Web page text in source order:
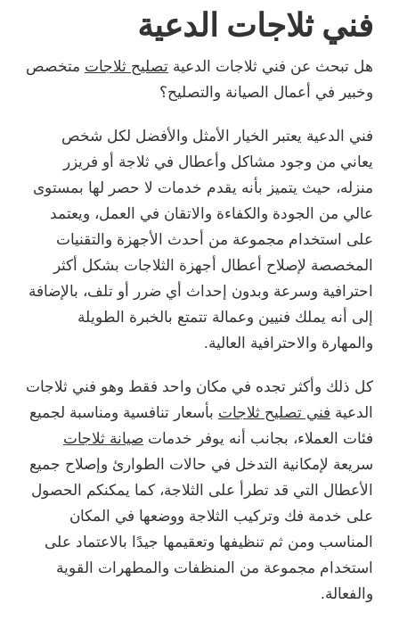
فني ثلاجات الدعية
هل تبحث عن فني ثلاجات الدعية تصليح ثلاجات متخصص
وخبير في أعمال الصيانة والتصليح؟
فني الدعية يعتبر الخيار الأمثل والأفضل لكل شخص
يعاني من وجود مشاكل وأعطال في ثلاجة أو فريزر
منزله، حيث يتميز بأنه يقدم خدمات لا حصر لها بمستوى
عالي من الجودة والكفاءة والاتقان في العمل، ويعتمد
على استخدام مجموعة من أحدث الأجهزة والتقنيات
المخصصة لإصلاح أعطال أجهزة الثلاجات بشكل أكثر
احترافية وسرعة وبدون إحداث أي ضرر أو تلف، بالإضافة
إلى أنه يملك فنيين وعمالة تتمتع بالخبرة الطويلة
والمهارة والاحترافية العالية.
كل ذلك وأكثر تجده في مكان واحد فقط وهو فني ثلاجات
الدعية فني تصليح ثلاجات بأسعار تنافسية ومناسبة لجميع
فئات العملاء، بجانب أنه يوفر خدمات صيانة ثلاجات
سريعة لإمكانية التدخل في حالات الطوارئ وإصلاح جميع
الأعطال التي قد تطرأ على الثلاجة، كما يمكنكم الحصول
على خدمة فك وتركيب الثلاجة ووضعها في المكان
المناسب ومن ثم تنظيفها وتعقيمها جيدًا بالاعتماد على
استخدام مجموعة من المنظفات والمطهرات القوية
والفعالة.